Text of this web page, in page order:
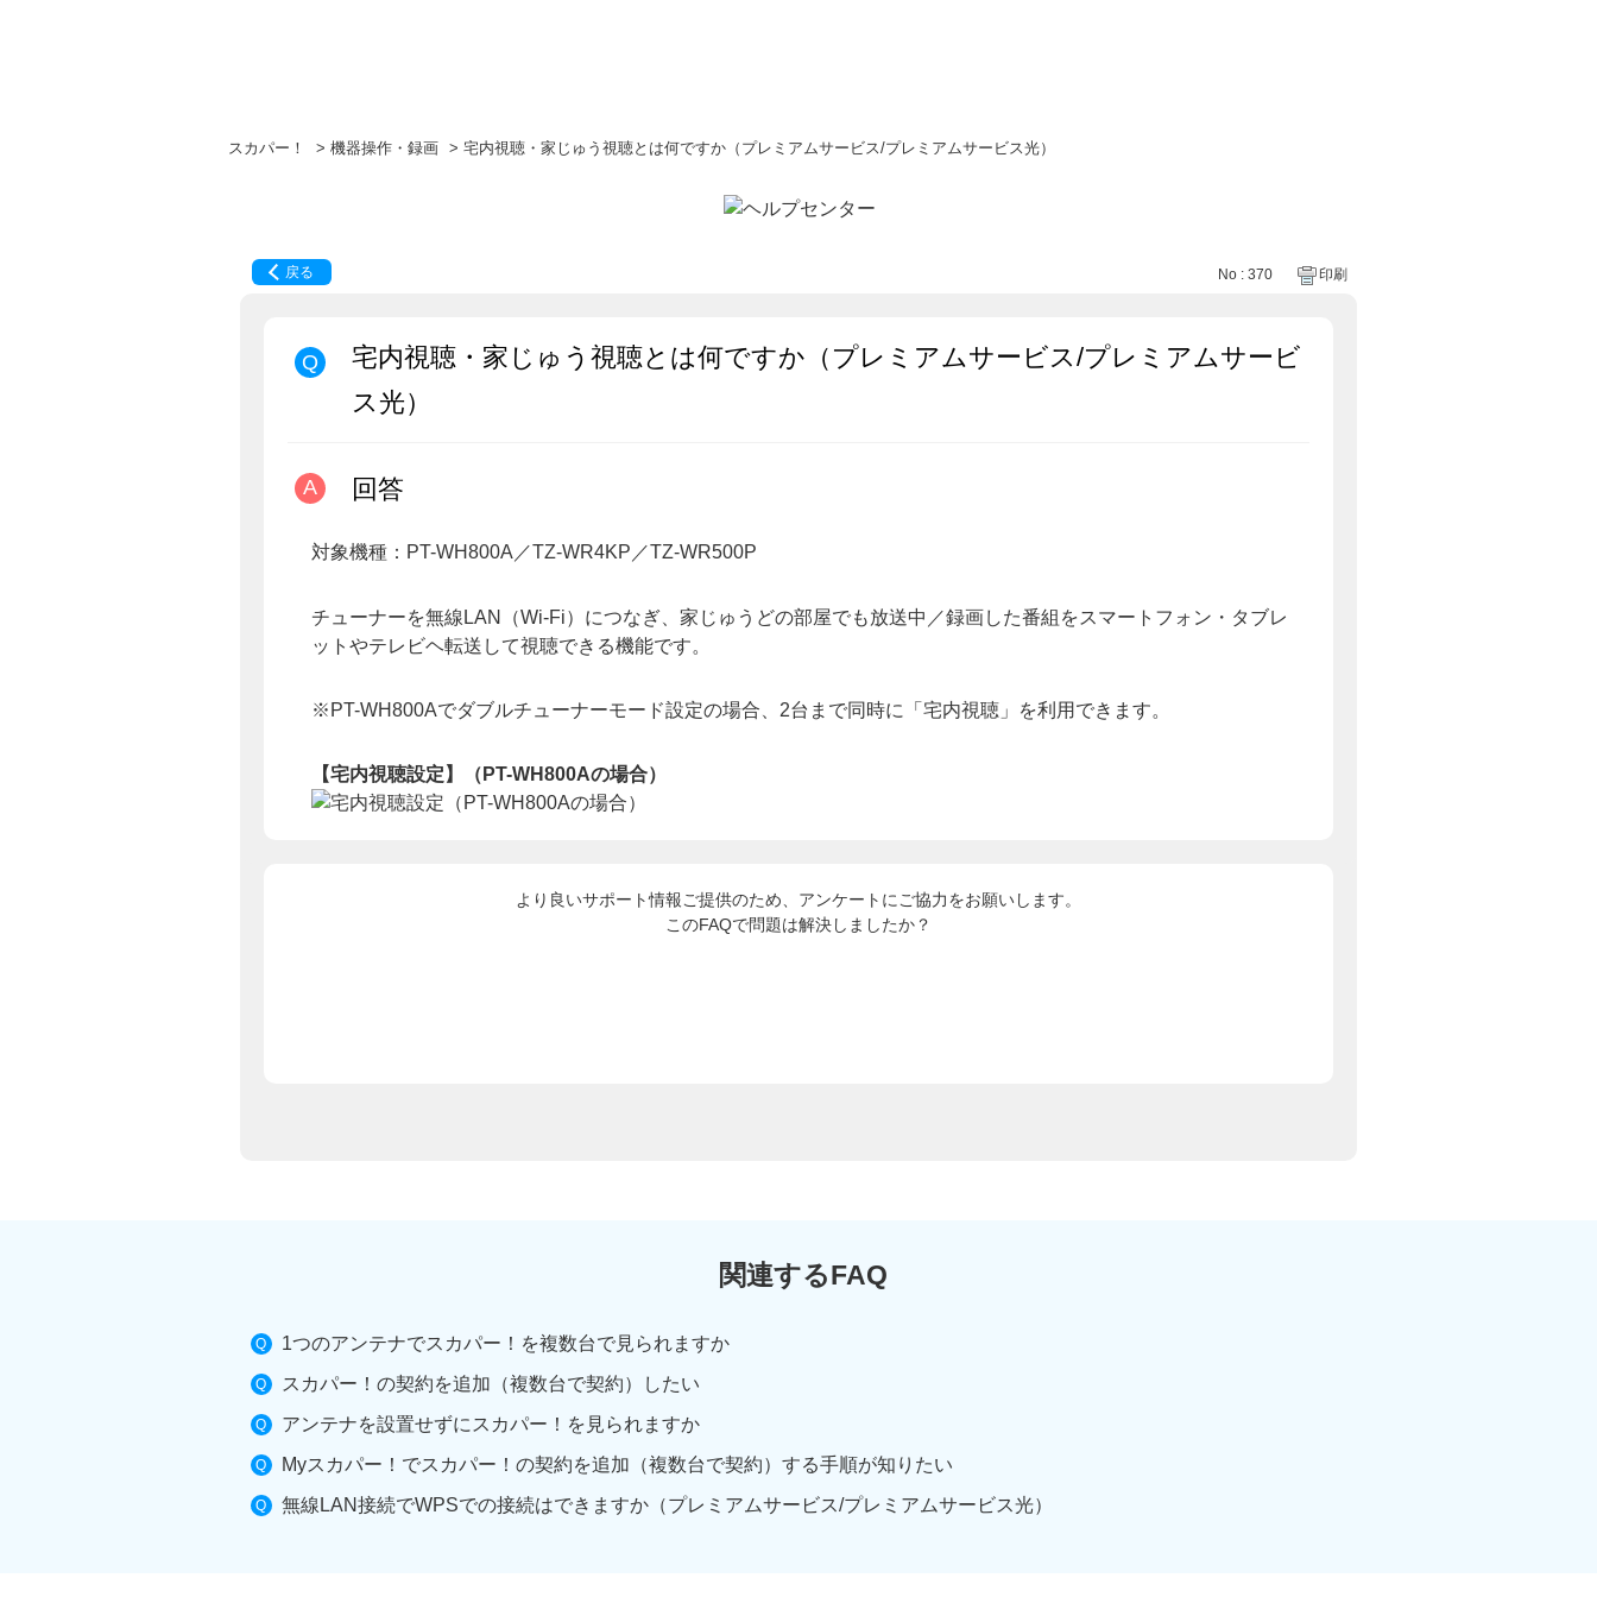
スカパー！ > 機器操作・録画 > 宅内視聴・家じゅう視聴とは何ですか（プレミアムサービス/プレミアムサービス光）
戻る No : 370 印刷
宅内視聴・家じゅう視聴とは何ですか（プレミアムサービス/プレミアムサービ
ス光）
回答
対象機種：PT-WH800A／TZ-WR4KP／TZ-WR500P
チューナーを無線LAN（Wi-Fi）につなぎ、家じゅうどの部屋でも放送中／録画した番組をスマートフォン・タブレ
ットやテレビヘ転送して視聴できる機能です。
※PT-WH800Aでダブルチューナーモード設定の場合、2台まで同時に「宅内視聴」を利用できます。
【宅内視聴設定】（PT-WH800Aの場合）
より良いサポート情報ご提供のため、アンケートにご協力をお願いします。
このFAQで問題は解決しましたか？
関連するFAQ
1つのアンテナでスカパー！を複数台で見られますか
スカパー！の契約を追加（複数台で契約）したい
アンテナを設置せずにスカパー！を見られますか
Myスカパー！でスカパー！の契約を追加（複数台で契約）する手順が知りたい
無線LAN接続でWPSでの接続はできますか（プレミアムサービス/プレミアムサービス光）